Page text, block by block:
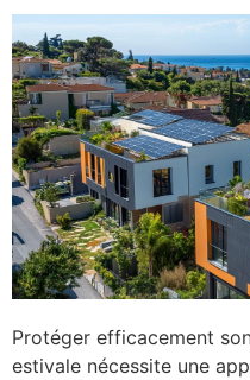
Protéger efficacement
estivale nécessite une